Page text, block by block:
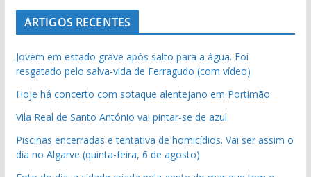
ARTIGOS RECENTES
Jovem em estado grave após salto para a água. Foi
resgatado pelo salva-vida de Ferragudo (com vídeo)
Hoje há concerto com sotaque alentejano em Portimão
Vila Real de Santo António vai pintar-se de azul
Piscinas encerradas e tentativa de homicídios. Vai ser assim o
dia no Algarve (quinta-feira, 6 de agosto)